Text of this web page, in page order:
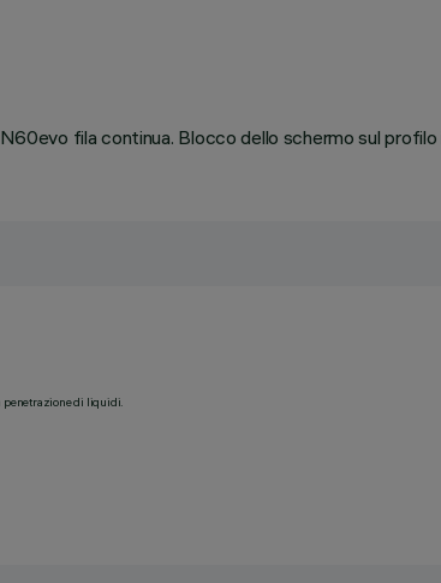
fila continua. Blocco dello schermo sul
penetrazione di liquidi.